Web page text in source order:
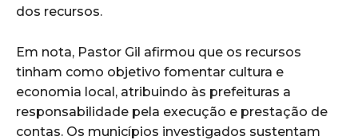
dos recursos.
Em nota, Pastor Gil afirmou que os recursos
tinham como objetivo fomentar cultura e
economia local, atribuindo às prefeituras a
responsabilidade pela execução e prestação de
contas. Os municípios investigados sustentam